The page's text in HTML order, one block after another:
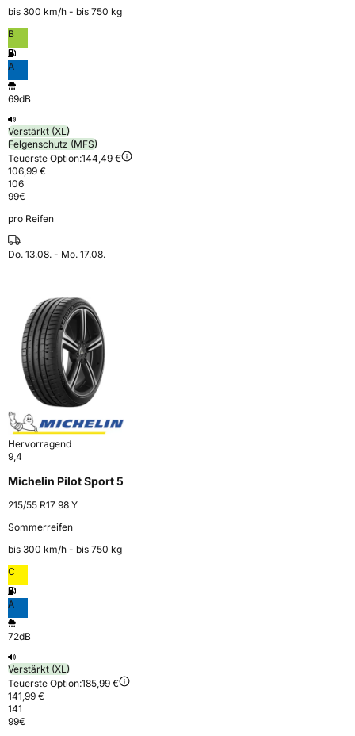
bis 300 km⁠/⁠h - bis 750 kg
B
A
69dB
Verstärkt (XL)
Felgenschutz (MFS)
Teuerste Option:144,49 €
106,99 €
106
99€
pro Reifen
Do. 13.08. - Mo. 17.08.
Hervorragend
9,4
Michelin Pilot Sport 5
215/55 R17 98 Y
Sommerreifen
bis 300 km⁠/⁠h - bis 750 kg
C
A
72dB
Verstärkt (XL)
Teuerste Option:185,99 €
141,99 €
141
99€